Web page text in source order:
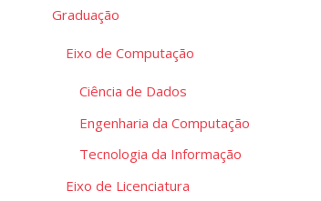
Graduação
Eixo de Computação
Ciência de Dados
Engenharia da Computação
Tecnologia da Informação
Eixo de Licenciatura